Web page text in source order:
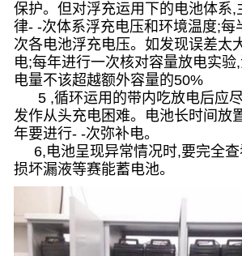
保护。但对浮充运用下的电池体系,
律- -次体系浮充电压和环境温度;每
次各电池浮充电压。如发现误差太
电;每年进行一次核对容量放电实验
电量不该超越额外容量的50%
5 ,循环运用的带内吃放电后应
发作从头充电困难。电池长时间放
年要进行- -次弥补电。
6,电池呈现异常情况时,要完全查
损坏漏液等赛能蓄电池。